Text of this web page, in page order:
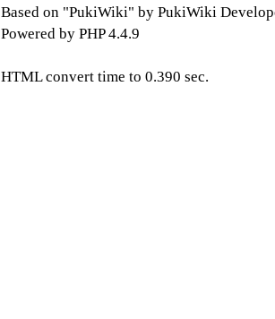
Based on "PukiWiki" by PukiWiki
Powered by PHP 4.4.9
HTML convert time to 0.390 sec.